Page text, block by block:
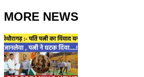
MORE NEWS